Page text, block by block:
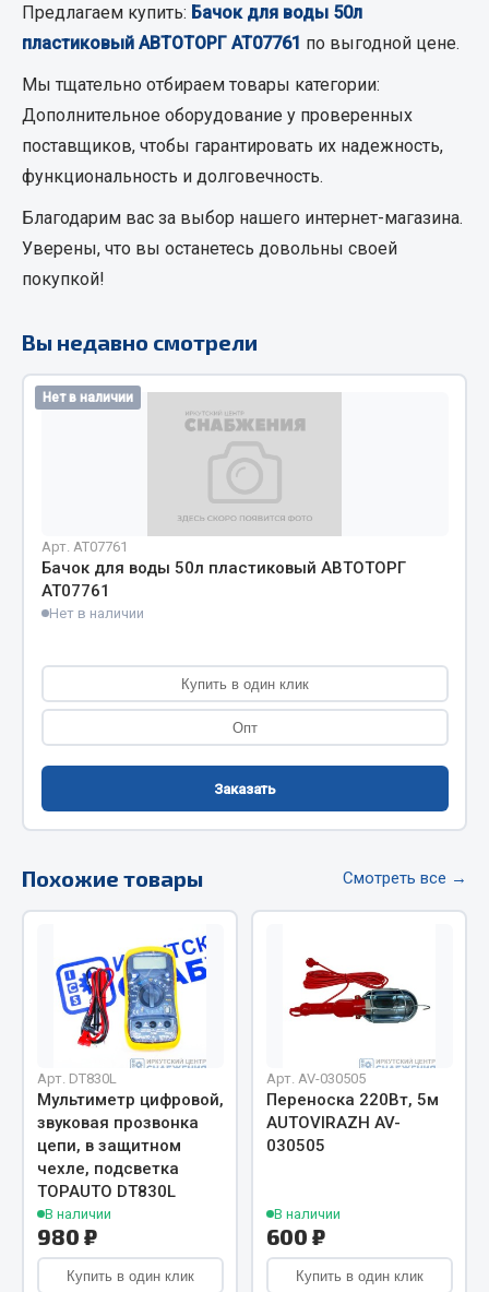
Масла
Охладжающие жидкости
Технические жидкости
Весь раздел
МЕТИЗЫ
Болты
Кольца стопорные
Пробки
Весь раздел
Соединительные элементы
Адаптеры и переходники
Трубки, муфты, гайки
Инструмент
Автомобильный инструмент
Измерительный инструмент
Крепежный инструмент
Режущий инструмент
Силовое оборудование
Слесарный инструмент
Столярный инструмент
Предлагаем купить: Бачок для воды 50л
пластиковый АВТОТОРГ АТ07761 по выгодной цене.
Мы тщательно отбираем товары категории:
Дополнительное оборудование у проверенных
поставщиков, чтобы гарантировать их надежность,
функциональность и долговечность.
Благодарим вас за выбор нашего интернет-магазина.
Уверены, что вы останетесь довольны своей
покупкой!
Вы недавно смотрели
Нет в наличии
Арт. AT07761
Бачок для воды 50л пластиковый АВТОТОРГ
АТ07761
Нет в наличии
Купить в один клик
Опт
Заказать
Похожие товары Смотреть все →
Арт. DT830L
Мультиметр цифровой,
звуковая прозвонка
цепи, в защитном
чехле, подсветка
TOPAUTO DT830L
В наличии
980 ₽
Купить в один клик
Арт. AV-030505
Переноска 220Вт, 5м
AUTOVIRAZH AV-
030505
В наличии
600 ₽
Купить в один клик